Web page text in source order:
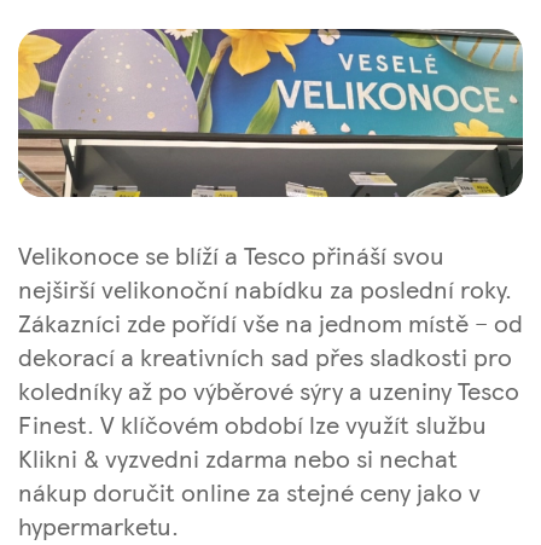
Velikonoce se blíží a Tesco přináší svou
nejširší velikonoční nabídku za poslední roky.
Zákazníci zde pořídí vše na jednom místě – od
dekorací a kreativních sad přes sladkosti pro
koledníky až po výběrové sýry a uzeniny Tesco
Finest. V klíčovém období lze využít službu
Klikni & vyzvedni zdarma nebo si nechat
nákup doručit online za stejné ceny jako v
hypermarketu.